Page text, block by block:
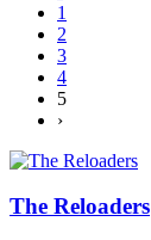
1
2
3
4
5
›
The Reloaders